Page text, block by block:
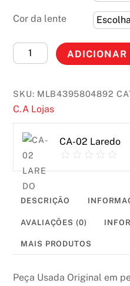
Cor da lente
Circuito
Lanterna
Esquerdo
Fiat
Palio
Sapão
07
quantidade
ADICIONAR
SKU: MLB4395804892
C.A Lojas
CA-02 Laredo
DESCRIÇÃO
AVALIAÇÕES (0)
MAIS PRODUTOS
Peça Usada Original em